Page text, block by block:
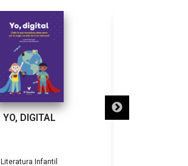
YO, DIGITAL
Literatura Infantil
LA CIUDAD